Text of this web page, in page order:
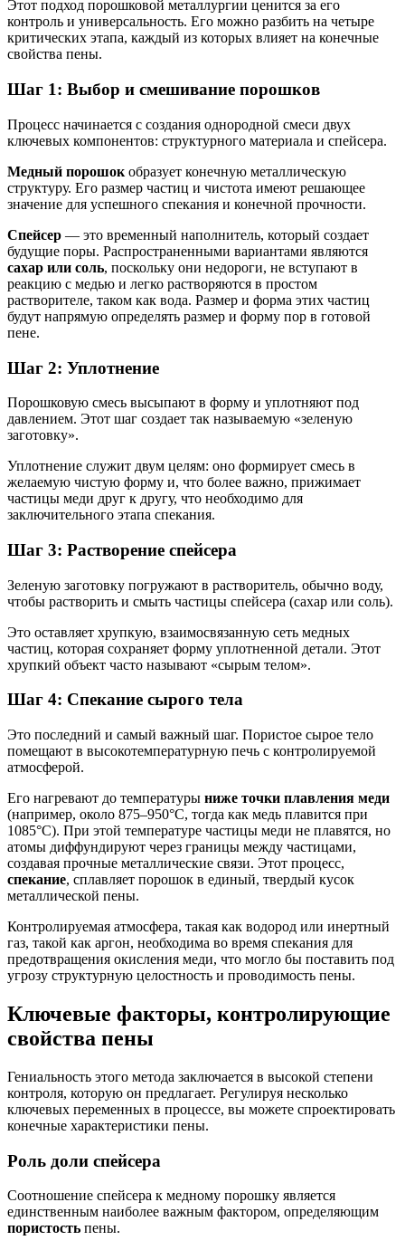
Этот подход порошковой металлургии ценится за его
контроль и универсальность. Его можно разбить на четыре
критических этапа, каждый из которых влияет на конечные
свойства пены.
Шаг 1: Выбор и смешивание порошков
Процесс начинается с создания однородной смеси двух
ключевых компонентов: структурного материала и спейсера.
Медный порошок образует конечную металлическую
структуру. Его размер частиц и чистота имеют решающее
значение для успешного спекания и конечной прочности.
Спейсер — это временный наполнитель, который создает
будущие поры. Распространенными вариантами являются
сахар или соль, поскольку они недороги, не вступают в
реакцию с медью и легко растворяются в простом
растворителе, таком как вода. Размер и форма этих частиц
будут напрямую определять размер и форму пор в готовой
пене.
Шаг 2: Уплотнение
Порошковую смесь высыпают в форму и уплотняют под
давлением. Этот шаг создает так называемую «зеленую
заготовку».
Уплотнение служит двум целям: оно формирует смесь в
желаемую чистую форму и, что более важно, прижимает
частицы меди друг к другу, что необходимо для
заключительного этапа спекания.
Шаг 3: Растворение спейсера
Зеленую заготовку погружают в растворитель, обычно воду,
чтобы растворить и смыть частицы спейсера (сахар или соль).
Это оставляет хрупкую, взаимосвязанную сеть медных
частиц, которая сохраняет форму уплотненной детали. Этот
хрупкий объект часто называют «сырым телом».
Шаг 4: Спекание сырого тела
Это последний и самый важный шаг. Пористое сырое тело
помещают в высокотемпературную печь с контролируемой
атмосферой.
Его нагревают до температуры ниже точки плавления меди
(например, около 875–950°C, тогда как медь плавится при
1085°C). При этой температуре частицы меди не плавятся, но
атомы диффундируют через границы между частицами,
создавая прочные металлические связи. Этот процесс,
спекание, сплавляет порошок в единый, твердый кусок
металлической пены.
Контролируемая атмосфера, такая как водород или инертный
газ, такой как аргон, необходима во время спекания для
предотвращения окисления меди, что могло бы поставить под
угрозу структурную целостность и проводимость пены.
Ключевые факторы, контролирующие
свойства пены
Гениальность этого метода заключается в высокой степени
контроля, которую он предлагает. Регулируя несколько
ключевых переменных в процессе, вы можете спроектировать
конечные характеристики пены.
Роль доли спейсера
Соотношение спейсера к медному порошку является
единственным наиболее важным фактором, определяющим
пористость пены.